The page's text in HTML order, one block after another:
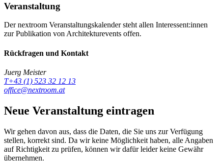
Veranstaltung
Der nextroom Veranstaltungskalender steht allen Interessent:innen
zur Publikation von Architekturevents offen.
Rückfragen und Kontakt
Juerg Meister
T+43 (1) 523 32 12 13
office@nextroom.at
Neue Veranstaltung eintragen
Wir gehen davon aus, dass die Daten, die Sie uns zur Verfügung
stellen, korrekt sind. Da wir keine Möglichkeit haben, alle Angaben
auf Richtigkeit zu prüfen, können wir dafür leider keine Gewähr
übernehmen.